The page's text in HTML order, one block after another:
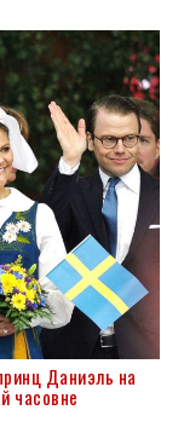
Даниэль на
часовне